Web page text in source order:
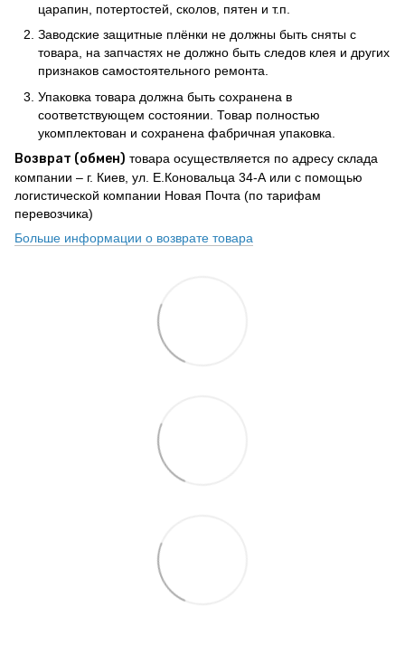
царапин, потертостей, сколов, пятен и т.п.
Заводские защитные плёнки не должны быть сняты с
товара, на запчастях не должно быть следов клея и других
признаков самостоятельного ремонта.
Упаковка товара должна быть сохранена в
соответствующем состоянии. Товар полностью
укомплектован и сохранена фабричная упаковка.
Возврат (обмен) товара осуществляется по адресу склада
компании – г. Киев, ул. Е.Коновальца 34-А или с помощью
логистической компании Новая Почта (по тарифам
перевозчика)
Больше информации о возврате товара